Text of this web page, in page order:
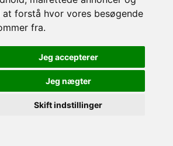
at forstå hvor vores besøgende
fra.
Jeg accepterer
Jeg nægter
Skift indstillinger
Dressing